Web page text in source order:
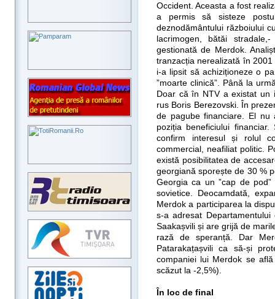
Occident. Aceasta a fost
a permis să sisteze
deznodământului războiului
lacrimogen, bătăi
gestionată de Merdok.
tranzacția nerealizată în
i-a lipsit să achiziționeze o
”moarte clinică”. Până la
Doar că în NTV a existat un
rus Boris Berezovski. În
de pagube financiare. El
poziția beneficiului
confirm interesul și rolul
commercial, neafiliat politic.
există posibilitatea de
georgiană sporește de 30 %
Georgia ca un ”cap de
sovietice. Deocamdată,
Merdok a participarea la
s-a adresat
Saakașvili și are grijă de
rază de speranță. Dar
Patarakațașvili ca să-și
companiei lui Merdok se
scăzut la -2,5%).
În loc de final